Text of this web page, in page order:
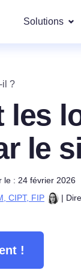
de CGU
de clause de
Solutions
IAB
DSAR
régions
de route des
Termly
il ?
les
le
le : 24 février 2026
CIPT, FIP
|
!